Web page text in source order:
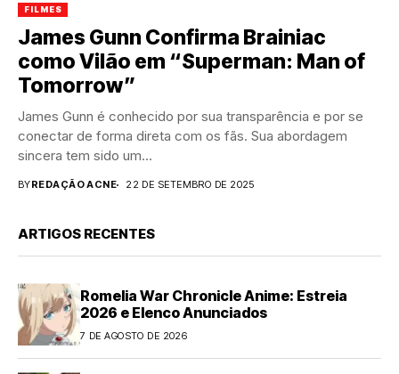
FILMES
James Gunn Confirma Brainiac
como Vilão em “Superman: Man of
Tomorrow”
James Gunn é conhecido por sua transparência e por se
conectar de forma direta com os fãs. Sua abordagem
sincera tem sido um...
BYREDAÇÃO ACNE 22 DE SETEMBRO DE 2025
ARTIGOS RECENTES
Romelia War Chronicle Anime: Estreia
2026 e Elenco Anunciados
7 DE AGOSTO DE 2026